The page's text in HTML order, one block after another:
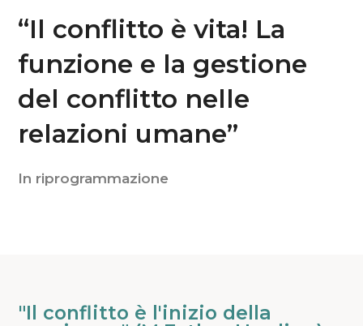
“Il conflitto è vita! La
funzione e la gestione
del conflitto nelle
relazioni umane”
In riprogrammazione
"Il
"Il conflitto è l'inizio della